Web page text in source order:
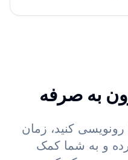
به صرفه
کنید، زمان
و به شما کمک